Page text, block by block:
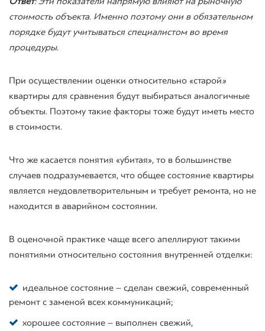
стоимость объекта. Именно поэтому они в обязательном
порядке будут учитываться специалистом во время
процедуры.
При осуществлении оценки относительно «старой»
квартиры для сравнения будут выбираться аналогичные
объекты. Поэтому такие факторы тоже будут иметь место
в стоимости.
Что же касается понятия «убитая», то в большинстве
случаев подразумевается, что общее состояние квартиры
является неудовлетворительным и требует ремонта, но не
находится в аварийном состоянии.
В оценочной практике чаще всего апеллируют такими
понятиями относительно состояния внутренней отделки:
идеальное состояние – сделан свежий, современный
ремонт с заменой всех коммуникаций;
хорошее состояние – выполнен свежий,